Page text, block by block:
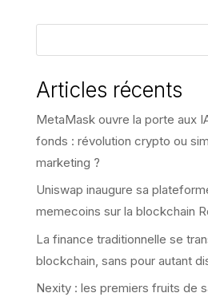
Articles récents
MetaMask ouvre la porte aux
fonds : révolution crypto ou
marketing ?
Uniswap inaugure sa
memecoins sur la blockchain
La finance traditionnelle se
blockchain, sans pour autant
Nexity : les premiers fruits de